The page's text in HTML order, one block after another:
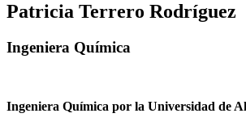
Patricia Terrero Rodríguez
Ingeniera Química
Ingeniera Química por la Universidad de